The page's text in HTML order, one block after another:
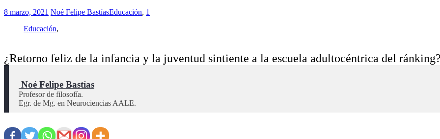
8 marzo, 2021 Noé Felipe BastíasEducación, 1
Educación,
¿Retorno feliz de la infancia y la juventud sintiente a la escuela adultocéntrica del
Noé Felipe Bastías
Profesor de filosofía.
Egr. de Mg. en Neurociencias AALE.